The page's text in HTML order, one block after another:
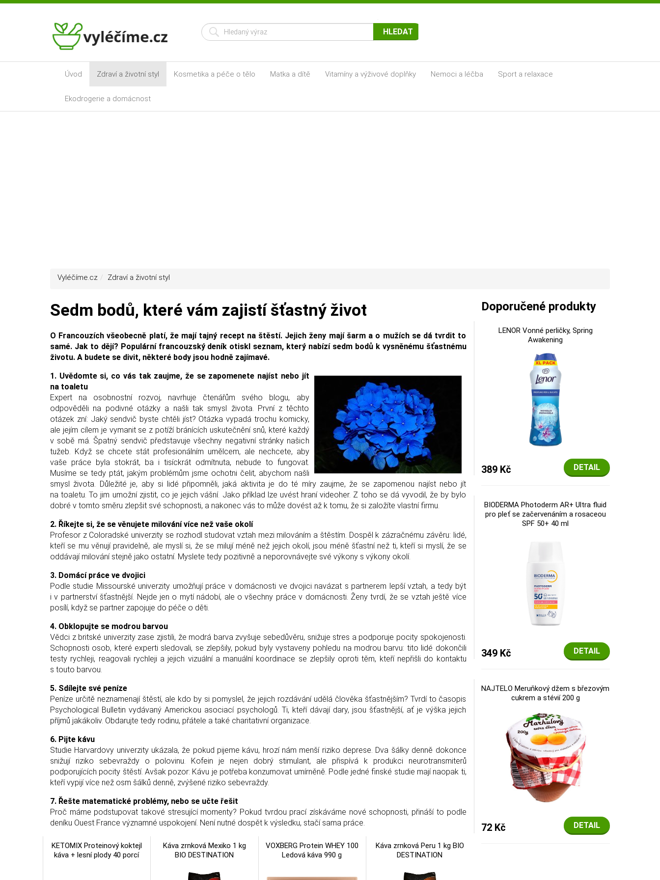
HLEDAT
Úvod Zdraví a životní styl Kosmetika a péče o tělo Matka a dítě Vitamíny a výživové doplňky Nemoci a léčba Sport a relaxace
Ekodrogerie a domácnost
Vyléčíme.cz Zdraví a životní styl
Sedm bodů, které vám zajistí šťastný život
O Francouzích všeobecně platí, že mají tajný recept na štěstí. Jejich ženy mají šarm a o mužích se dá tvrdit to
samé. Jak to dějí? Populární francouzský deník otiskl seznam, který nabízí sedm bodů k vysněnému šťastnému
životu. A budete se divit, některé body jsou hodně zajímavé.
1. Uvědomte si, co vás tak zaujme, že se zapomenete najíst nebo jít
na toaletu
Expert na osobnostní rozvoj, navrhuje čtenářům svého blogu, aby
odpověděli na podivné otázky a našli tak smysl života. První z těchto
otázek zní: Jaký sendvič byste chtěli jíst? Otázka vypadá trochu komicky,
ale jejím cílem je vymanit se z potíží bránících uskutečnění snů, které každý
v sobě má. Špatný sendvič představuje všechny negativní stránky našich
tužeb. Když se chcete stát profesionálním umělcem, ale nechcete, aby
vaše práce byla stokrát, ba i tisíckrát odmítnuta, nebude to fungovat.
Musíme se tedy ptát, jakým problémům jsme ochotni čelit, abychom našli
smysl života. Důležité je, aby si lidé připomněli, jaká aktivita je do té míry zaujme, že se zapomenou najíst nebo jít
na toaletu. To jim umožní zjistit, co je jejich vášní. Jako příklad lze uvést hraní videoher. Z toho se dá vyvodil, že by bylo
dobré v tomto směru zlepšit své schopnosti, a nakonec vás to může dovést až k tomu, že si založíte vlastní firmu.
2. Říkejte si, že se věnujete milování více než vaše okolí
Profesor z Coloradské univerzity se rozhodl studovat vztah mezi milováním a štěstím. Dospěl k zázračnému závěru: lidé,
kteří se mu věnují pravidelně, ale myslí si, že se milují méně než jejich okolí, jsou méně šťastní než ti, kteří si myslí, že se
oddávají milování stejně jako ostatní. Myslete tedy pozitivně a neporovnávejte své výkony s výkony okolí.
3. Domácí práce ve dvojici
Podle studie Missourské univerzity umožňují práce v domácnosti ve dvojici navázat s partnerem lepší vztah, a tedy být
i v partnerství šťastnější. Nejde jen o mytí nádobí, ale o všechny práce v domácnosti. Ženy tvrdí, že se vztah ještě více
posílí, když se partner zapojuje do péče o děti.
4. Obklopujte se modrou barvou
Vědci z britské univerzity zase zjistili, že modrá barva zvyšuje sebedůvěru, snižuje stres a podporuje pocity spokojenosti.
Schopnosti osob, které experti sledovali, se zlepšily, pokud byly vystaveny pohledu na modrou barvu: tito lidé dokončili
testy rychleji, reagovali rychleji a jejich vizuální a manuální koordinace se zlepšily oproti těm, kteří nepřišli do kontaktu
s touto barvou.
5. Sdílejte své peníze
Peníze určitě neznamenají štěstí, ale kdo by si pomyslel, že jejich rozdávání udělá člověka šťastnějším? Tvrdí to časopis
Psychological Bulletin vydávaný Americkou asociací psychologů. Ti, kteří dávají dary, jsou šťastnější, ať je výška jejich
příjmů jakákoliv. Obdarujte tedy rodinu, přátele a také charitativní organizace.
6. Pijte kávu
Studie Harvardovy univerzity ukázala, že pokud pijeme kávu, hrozí nám menší riziko deprese. Dva šálky denně dokonce
snižují riziko sebevraždy o polovinu. Kofein je nejen dobrý stimulant, ale přispívá k produkci neurotransmiterů
podporujících pocity štěstí. Avšak pozor: Kávu je potřeba konzumovat umírněně. Podle jedné finské studie mají naopak ti,
kteří vypijí více než osm šálků denně, zvýšené riziko sebevraždy.
7. Řešte matematické problémy, nebo se učte řešit
Proč máme podstupovat takové stresující momenty? Pokud tvrdou prací získáváme nové schopnosti, přináší to podle
deníku Ouest France významné uspokojení. Není nutné dospět k výsledku, stačí sama práce.
KETOMIX Proteinový koktejl
káva + lesní plody 40 porcí
Káva zrnková Mexiko 1 kg
BIO DESTINATION
VOXBERG Protein WHEY 100
Ledová káva 990 g
Káva zrnková Peru 1 kg BIO
DESTINATION
Doporučené produkty
LENOR Vonné perličky, Spring
Awakening
DETAIL
389 Kč
BIODERMA Photoderm AR+ Ultra fluid
pro pleť se začervenáním a rosaceou
SPF 50+ 40 ml
DETAIL
349 Kč
NAJTELO Meruňkový džem s březovým
cukrem a stévií 200 g
DETAIL
72 Kč